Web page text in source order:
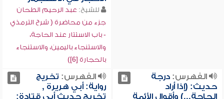
للشيخ: عبد الرحيم الطحان
جزء من محاضرة ( شرح الترمذي
- باب الاستتار عند الحاجة،
والاستنجاء باليمين، والاستنجاء
بالحجارة [6])
الفهرس:درجة
حديث: (إذا أراد
الحاجة...) وأقوال الأئمة
الفهرس: تخريج
رواية: أبي هريرة ,
تخريج حديث أبي قتادة: